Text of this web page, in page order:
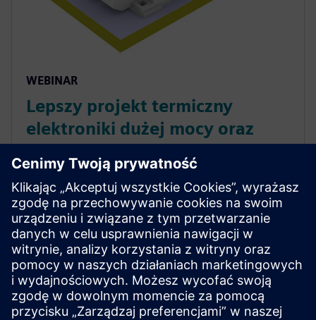
WEBINAR
Lepszy projekt termiczny
elektroniki dużej mocy oraz
większa niezawodność dzięki
testom i symulacji
Skalibrowany model termiczny półprzewodników
mocy Energoelektronika Chłodzenie Niezawodność
cieplna elektroniki mocy Symulacja chłodzenia
elektroniki w Simcenter Flotherm Testy termiczne
elektroniki mocy Sym...